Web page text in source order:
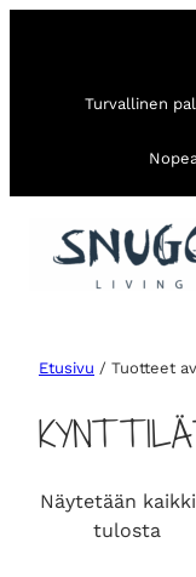
Turvallinen
Etusivu / Tuotteet
Näytetään
tulostaS